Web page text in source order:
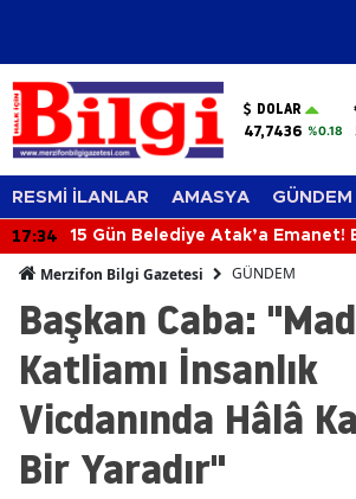
DOLAR
47,7436 %0.18
RESMİ İLANLAR AMASYA GÜNDEM
17:34
15 Gün Belediye Atak’a Emanet!
Merzifon Bilgi Gazetesi GÜNDEM
Başkan Caba:
Katliamı İnsanlık
Vicdanında Hâlâ
Bir Yaradır"